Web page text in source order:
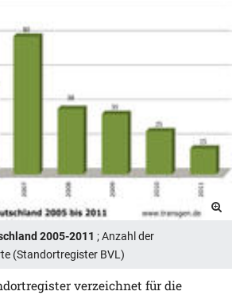
2005-2011 ; Anzahl der
(Standortregister BVL)
verzeichnet für die